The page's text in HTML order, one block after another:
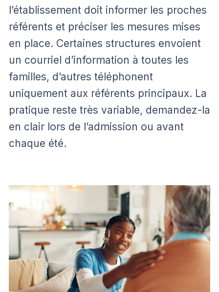
l’établissement doit informer les proches
référents et préciser les mesures mises
en place. Certaines structures envoient
un courriel d’information à toutes les
familles, d’autres téléphonent
uniquement aux référents principaux. La
pratique reste très variable, demandez-la
en clair lors de l’admission ou avant
chaque été.